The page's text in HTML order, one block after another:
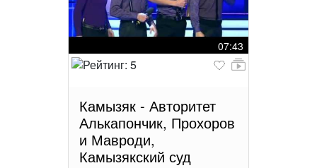
07:43
Камызяк - Авторитет
Алькапончик, Прохоров
и Мавроди,
Камызякский суд